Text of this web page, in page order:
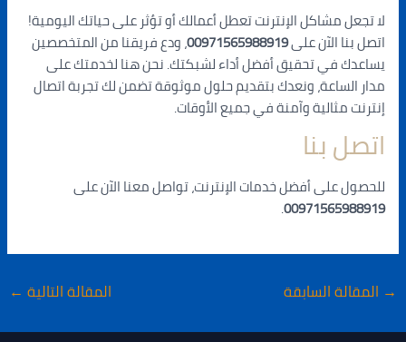
لا تجعل مشاكل الإنترنت تعطل أعمالك أو تؤثر على حياتك اليومية!
اتصل بنا الآن على00971565988919، ودع فريقنا من المتخصصين
يساعدك في تحقيق أفضل أداء لشبكتك. نحن هنا لخدمتك على
مدار الساعة، ونعدك بتقديم حلول موثوقة تضمن لك تجربة اتصال
إنترنت مثالية وآمنة في جميع الأوقات.
اتصل بنا
للحصول على أفضل خدمات الإنترنت، تواصل معنا الآن على
00971565988919
.
→ المقالة السابقة المقالة التالية ←